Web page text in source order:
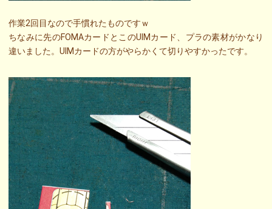
作業2回目なので手慣れたものですｗ
ちなみに先のFOMAカードとこのUIMカード、プラの素材がかなり
違いました。UIMカードの方がやらかくて切りやすかったです。